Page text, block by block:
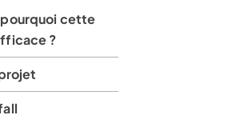
cette
?